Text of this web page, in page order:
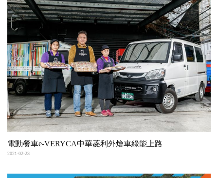
電動餐車e-VERYCA中華菱利外燴車綠能上路
2021-02-23